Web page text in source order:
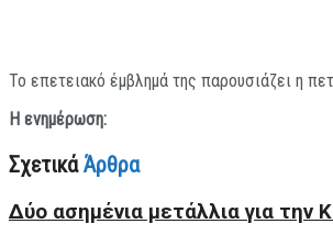
Το επετειακό έμβλημά της παρουσιάζει η
Η ενημέρωση:
ΣχετικάΆρθρα
Δύο ασημένια μετάλλια για την